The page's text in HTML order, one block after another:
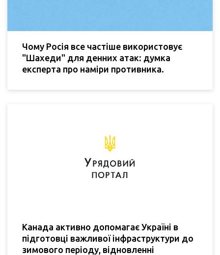
Чому Росія все частіше використовує
"Шахеди" для денних атак: думка
експерта про наміри противника.
Канада активно допомагає Україні в
підготовці важливої інфраструктури до
зимового періоду, відновленні